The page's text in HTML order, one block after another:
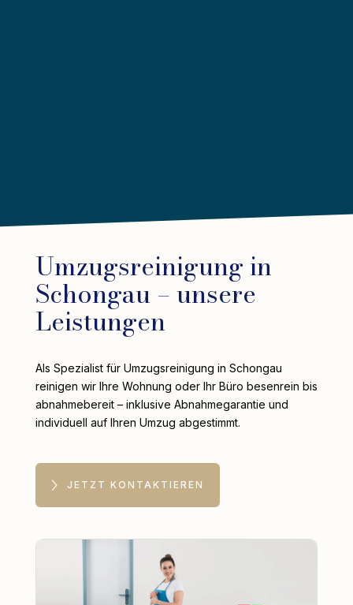
Umzugsreinigung in
Schongau – unsere
Leistungen
Als Spezialist für Umzugsreinigung in Schongau
reinigen wir Ihre Wohnung oder Ihr Büro besenrein bis
abnahmebereit – inklusive Abnahmegarantie und
individuell auf Ihren Umzug abgestimmt.
JETZT KONTAKTIEREN